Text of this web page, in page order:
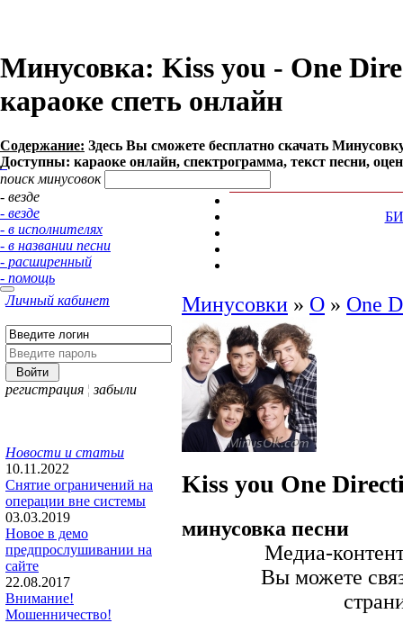
Минусовка: Kiss you - One
караоке спеть онлайн
Содержание: Здесь Вы сможете бесплатно cкачать
Доступны: караоке онлайн, спектрограмма, текст песни,
поиск минусовок
- везде
- везде
- в исполнителях
- в названии песни
- расширенный
- помощь
Личный кабинет
регистрация ¦ забыли
Новости и статьи
10.11.2022
Снятие ограничений на
операции вне системы
03.03.2019
Новое в демо
предпрослушивании на
сайте
22.08.2017
Внимание!
Мошенничество!
Минусовки » O » One
Kiss you One
минусовка песни
Медиа-
Вы можете